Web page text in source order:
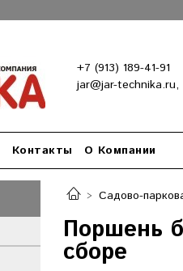
+7 (913) 189-41-91
jar@jar-technika.ru,
Контакты О Компании
Садово-
Поршень
сборе